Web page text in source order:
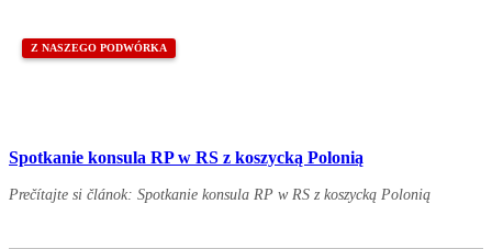
Z NASZEGO PODWÓRKA
Spotkanie konsula RP w RS z koszycką Polonią
Prečítajte si článok: Spotkanie konsula RP w RS z koszycką Polonią